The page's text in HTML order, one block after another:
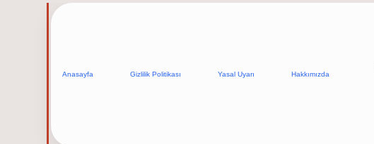
Anasayfa Gizlilik Politikası Yasal Uyarı Hakkımızda